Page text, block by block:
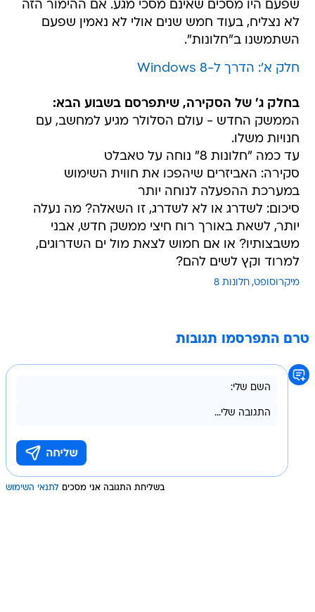
שפעם היו מסכים שאינם מסכי מגע. אם ההימור הזה
לא נצליח, בעוד חמש שנים אולי לא נאמין שפעם
השתמשנו ב"חלונות".
חלק א': הדרך ל-Windows 8
בחלק ג' של הסקירה, שיתפרסם בשבוע הבא:
הממשק החדש - עולם הסלולר מגיע למחשב, עם
חנויות משלו.
עד כמה "חלונות 8" נוחה על טאבלט
סקירה: האביזרים שיהפכו את חווית השימוש
במערכת ההפעלה לנוחה יותר
סיכום: לשדרג או לא לשדרג, זו השאלה? מה נעלה
יותר, לשאת באורך רוח חיצי ממשק חדש, אבני
משבצותיו? או אם חמוש לצאת מול ים השדרוגים,
למרוד וקץ לשים להם?
מיקרוסופט חלונות 8
טרם התפרסמו תגובות
בשליחת התגובה אני מסכים לתנאי השימוש